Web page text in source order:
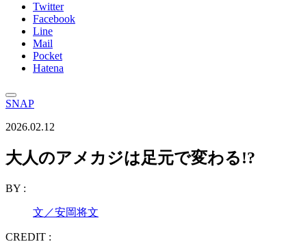
Twitter
Facebook
Line
Mail
Pocket
Hatena
SNAP
2026.02.12
大人のアメカジは足元で変わる!?
BY :
文／安岡将文
CREDIT :